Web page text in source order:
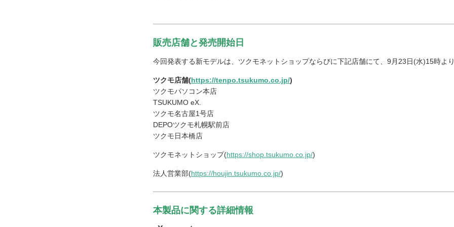
販売店舗と発売開始日
今回発表する新モデルは、ツクモネットショップならびに下記店舗にて、9月23日(水)15時よ
ツクモ店舗(https://tenpo.tsukumo.co.jp/)
ツクモパソコン本店
TSUKUMO eX.
ツクモ名古屋1号店
DEPOツクモ札幌駅前店
ツクモ日本橋店
ツクモネットショップ(https://shop.tsukumo.co.jp/)
法人営業部(https://houjin.tsukumo.co.jp/)
本製品に関する詳細情報